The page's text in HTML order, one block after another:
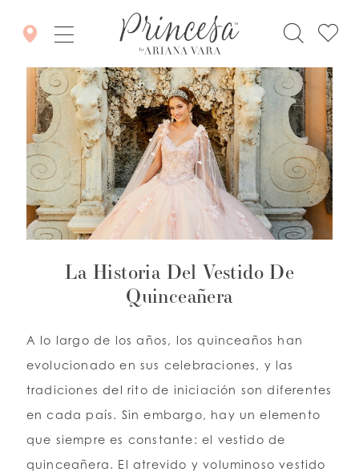
ESPAÑOL
La Historia Del Vestido De
Quinceañera
A lo largo de los años, los quinceaños han
evolucionado en sus celebraciones, y las
tradiciones del rito de iniciación son diferentes
en cada país. Sin embargo, hay un elemento
que siempre es constante: el vestido de
quinceañera. El atrevido y voluminoso vestido